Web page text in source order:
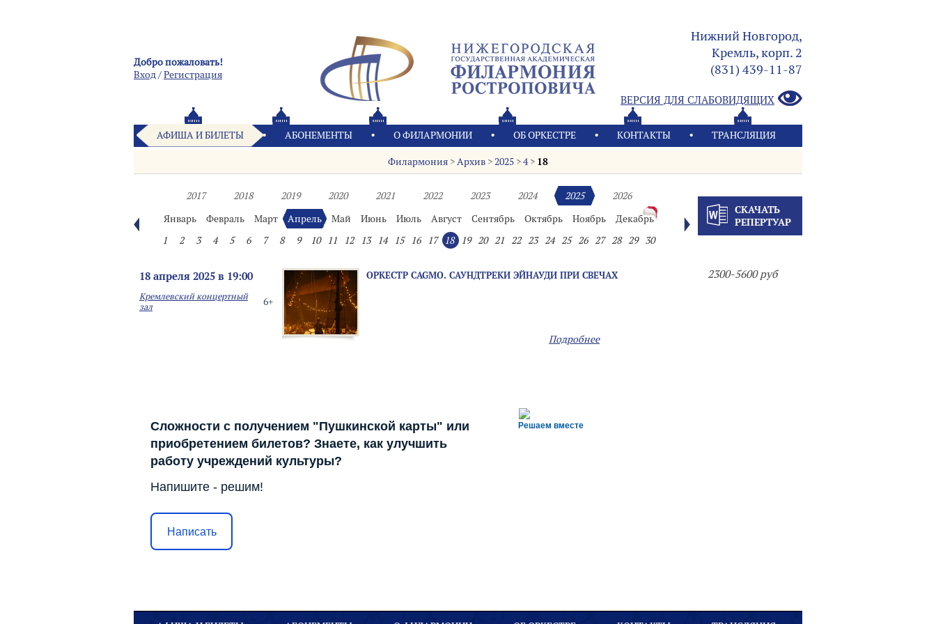
Добро пожаловать!
Вход/Pегистрация
Нижний Новгород,
Кремль, корп. 2
(831) 439-11-87
ВЕРСИЯ ДЛЯ СЛАБОВИДЯЩИХ
АФИША И БИЛЕТЫ АБОНЕМЕНТЫ О ФИЛАРМОНИИ OБ ОРКЕСТРЕ КОНТАКТЫ ТРАНСЛЯЦИЯ
Филармония >Архив >2025 >4> 18
2017 2018 2019 2020 2021 2022 2023 2024 2025
2026
Январь
Февраль Март Апрель Май Июнь Июль Август Сентябрь Октябрь Ноябрь
Декабрь
1
2 3 4 5 6 7 8 9 10 11 12 13 14 15 16 17 18 19 20 21 22 23 24 25 26 27 28 29 30
СКАЧАТЬ
РЕПЕРТУАР
18 апреля 2025 в 19:00
6+
Кремлевский концертный
зал
ОРКЕСТР CAGMO. САУНДТРЕКИ ЭЙНАУДИ ПРИ СВЕЧАХ
Подробнее
2300-5600 руб
Решаем вместе
Сложности с получением "Пушкинской карты" или
приобретением билетов? Знаете, как улучшить
работу учреждений культуры?
Напишите - решим!
Написать